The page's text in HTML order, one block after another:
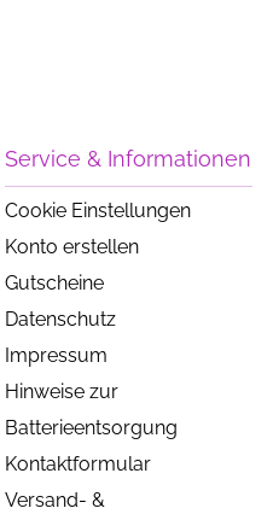
Service & Informationen
Cookie Einstellungen
Konto erstellen
Gutscheine
Datenschutz
Impressum
Hinweise zur
Batterieentsorgung
Kontaktformular
Versand- &